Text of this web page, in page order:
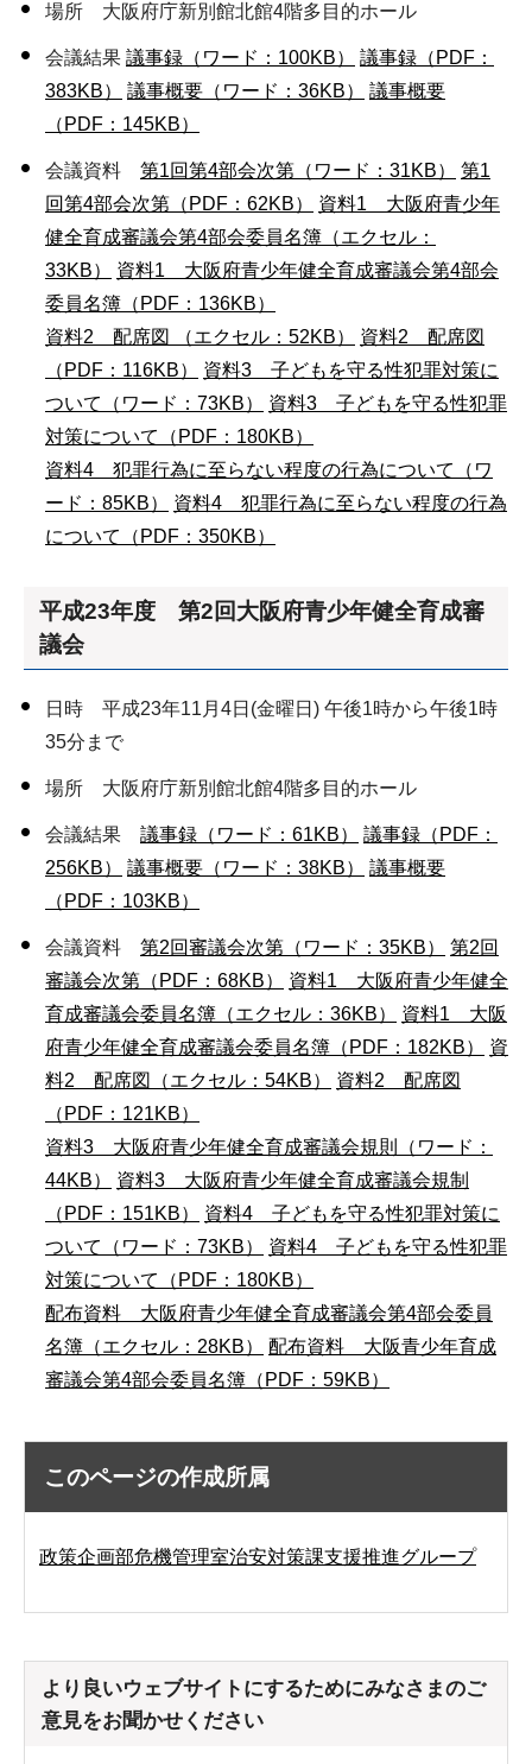
場所 大阪府庁新別館北館4階多目的ホール
会議結果 議事録（ワード：100KB）
議事録（PDF：
383KB）
議事概要（ワード：36KB）
議事概要
（PDF：145KB）
会議資料 第1回第4部会次第（ワード：31KB）
第1
回第4部会次第（PDF：62KB）
資料1 大阪府青少年
健全育成審議会第4部会委員名簿（エクセル：
33KB）
資料1 大阪府青少年健全育成審議会第4部会
委員名簿（PDF：136KB）
資料2 配席図 （エクセル：52KB）
資料2 配席図
（PDF：116KB）
資料3 子どもを守る性犯罪対策に
ついて（ワード：73KB）
資料3 子どもを守る性犯罪
対策について（PDF：180KB）
資料4 犯罪行為に至らない程度の行為について（ワ
ード：85KB）
資料4 犯罪行為に至らない程度の行為
について（PDF：350KB）
平成23年度 第2回大阪府青少年健全育成審
議会
日時 平成23年11月4日(金曜日) 午後1時から午後1時
35分まで
場所 大阪府庁新別館北館4階多目的ホール
会議結果 議事録（ワード：61KB）
議事録（PDF：
256KB）
議事概要（ワード：38KB）
議事概要
（PDF：103KB）
会議資料 第2回審議会次第（ワード：35KB）
第2回
審議会次第（PDF：68KB）
資料1 大阪府青少年健全
育成審議会委員名簿（エクセル：36KB）
資料1 大阪
府青少年健全育成審議会委員名簿（PDF：182KB）
資
料2 配席図（エクセル：54KB）
資料2 配席図
（PDF：121KB）
資料3 大阪府青少年健全育成審議会規則（ワード：
44KB）
資料3 大阪府青少年健全育成審議会規制
（PDF：151KB）
資料4 子どもを守る性犯罪対策に
ついて（ワード：73KB）
資料4 子どもを守る性犯罪
対策について（PDF：180KB）
配布資料 大阪府青少年健全育成審議会第4部会委員
名簿（エクセル：28KB）
配布資料 大阪青少年育成
審議会第4部会委員名簿（PDF：59KB）
このページの作成所属
政策企画部危機管理室治安対策課支援推進グループ
より良いウェブサイトにするためにみなさまのご
意見をお聞かせください